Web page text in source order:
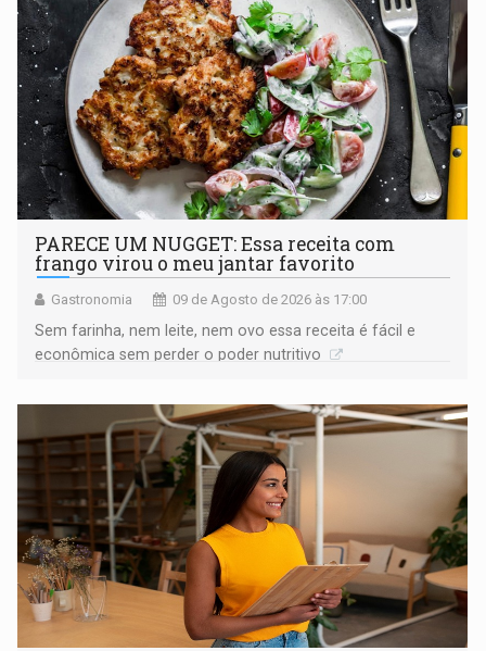
PARECE UM NUGGET: Essa receita com
frango virou o meu jantar favorito
Gastronomia 09 de Agosto de 2026 às 17:00
Sem farinha, nem leite, nem ovo essa receita é fácil e
econômica sem perder o poder nutritivo